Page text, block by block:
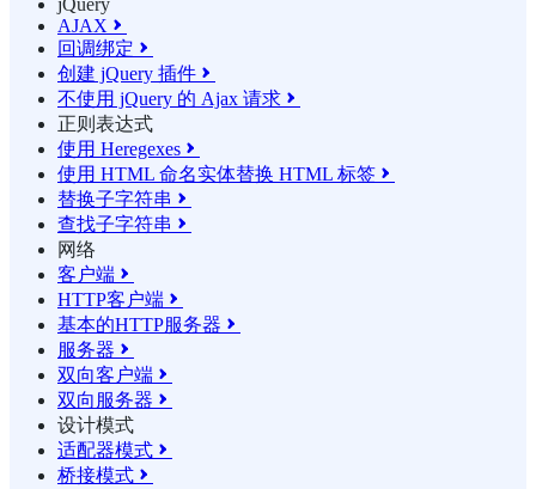
jQuery
AJAX 
回调绑定 
创建 jQuery 插件 
不使用 jQuery 的 Ajax 请求 
正则表达式
使用 Heregexes 
使用 HTML 命名实体替换 HTML 标签 
替换子字符串 
查找子字符串 
网络
客户端 
HTTP客户端 
基本的HTTP服务器 
服务器 
双向客户端 
双向服务器 
设计模式
适配器模式 
桥接模式 